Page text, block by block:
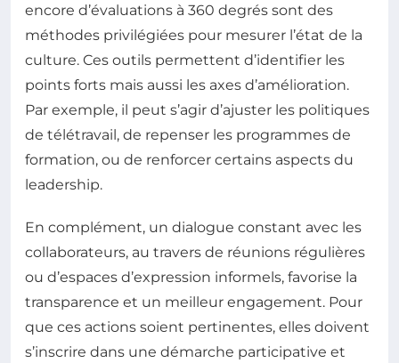
encore d’évaluations à 360 degrés sont des
méthodes privilégiées pour mesurer l’état de la
culture. Ces outils permettent d’identifier les
points forts mais aussi les axes d’amélioration.
Par exemple, il peut s’agir d’ajuster les politiques
de télétravail, de repenser les programmes de
formation, ou de renforcer certains aspects du
leadership.
En complément, un dialogue constant avec les
collaborateurs, au travers de réunions régulières
ou d’espaces d’expression informels, favorise la
transparence et un meilleur engagement. Pour
que ces actions soient pertinentes, elles doivent
s’inscrire dans une démarche participative et